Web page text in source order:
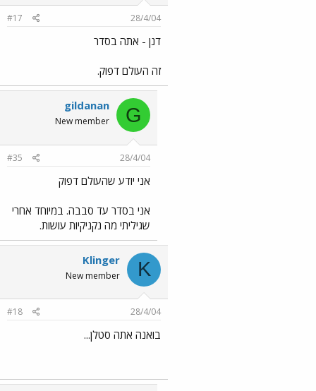
28/4/04
#17
דנן - אתה בסדר
זה העולם דפוק.
G
gildanan
New member
28/4/04
#35
אני יודע שהעולם דפוק
אני בסדר עד סבבה. במיוחד אחרי
שגיליתי מה נקניקיות עושות.
K
Klinger
New member
28/4/04
#18
בואנה אתה סטלן...